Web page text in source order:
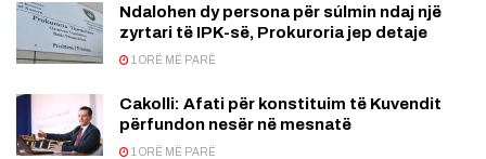
Ndalohen dy persona për súlmin ndaj një
zyrtari të IPK-së, Prokuroria jep detaje
1 ORË MË PARË
Cakolli: Afati për konstituim të Kuvendit
përfundon nesër në mesnatë
1 ORË MË PARË